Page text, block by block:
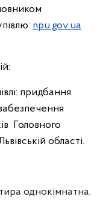
npu.gov.ua
придбання
Головного
області.
однокімнатна.